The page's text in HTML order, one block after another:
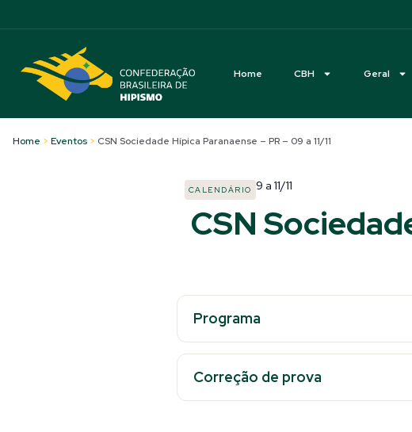
Home CBH Geral
Home > Eventos > CSN Sociedade Hípica Paranaense – PR – 09 a 11/11
CALENDÁRIO 9 a 11/11
CSN
Programa
Correção de prova